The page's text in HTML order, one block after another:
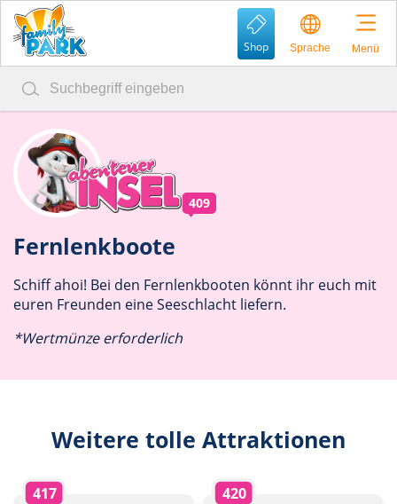
Shop Sprache Menü
409
Fernlenkboote
Schiff ahoi! Bei den Fernlenkbooten könnt ihr euch mit
euren Freunden eine Seeschlacht liefern.
*Wertmünze erforderlich
Weitere tolle Attraktionen
417 420